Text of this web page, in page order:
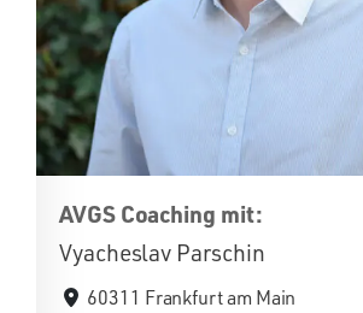
AVGS Coaching mit:
Vyacheslav Parschin
60311 Frankfurt am Main